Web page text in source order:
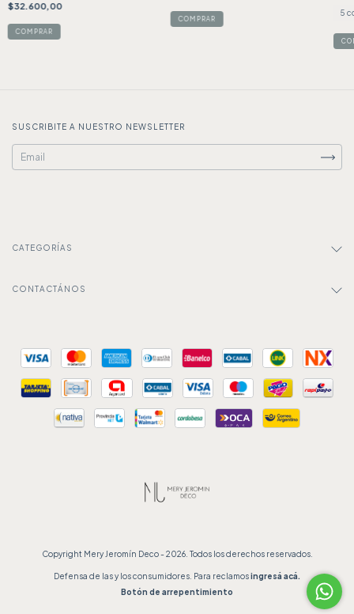
$32.600,00
5
SUSCRIBITE A NUESTRO NEWSLETTER
CATEGORÍAS
CONTACTÁNOS
Copyright Mery Jeromín Deco - 2026. Todos los derechos reservados.
Defensa de las y los consumidores. Para reclamosingresá acá.
Botón de arrepentimiento